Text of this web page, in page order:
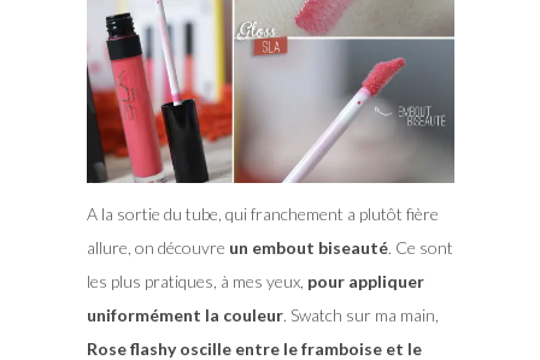
A la sortie du tube, qui franchement a plutôt fière
allure, on découvre un embout biseauté. Ce sont
les plus pratiques, à mes yeux, pour appliquer
uniformément la couleur. Swatch sur ma main,
Rose flashy oscille entre le framboise et le